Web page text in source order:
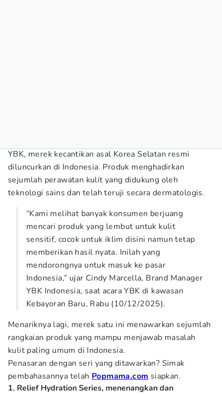
YBK, merek kecantikan asal Korea Selatan resmi
diluncurkan di Indonesia. Produk menghadirkan
sejumlah perawatan kulit yang didukung oleh
teknologi sains dan telah teruji secara dermatologis.
“Kami melihat banyak konsumen berjuang
mencari produk yang lembut untuk kulit
sensitif, cocok untuk iklim disini namun tetap
memberikan hasil nyata. Inilah yang
mendorongnya untuk masuk ke pasar
Indonesia,” ujar Cindy Marcella, Brand Manager
YBK Indonesia, saat acara YBK di kawasan
Kebayoran Baru, Rabu (10/12/2025).
Menariknya lagi, merek satu ini menawarkan sejumlah
rangkaian produk yang mampu menjawab masalah
kulit paling umum di Indonesia.
Penasaran dengan seri yang ditawarkan? Simak
pembahasannya telah Popmama.com siapkan.
1. Relief Hydration Series, menenangkan dan